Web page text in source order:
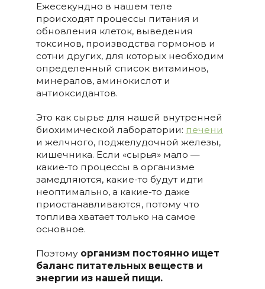
Ежесекундно в нашем теле
происходят процессы питания и
обновления клеток, выведения
токсинов, производства гормонов и
сотни других, для которых необходим
определенный список витаминов,
минералов, аминокислот и
антиоксидантов.
Это как сырье для нашей внутренней
биохимической лаборатории: печени
и желчного, поджелудочной железы,
кишечника. Если «сырья» мало —
какие-то процессы в организме
замедляются, какие-то будут идти
неоптимально, а какие-то даже
приостанавливаются, потому что
топлива хватает только на самое
основное.
Поэтомуорганизм постоянно ищет
баланс питательных веществ и
энергии из нашей пищи.